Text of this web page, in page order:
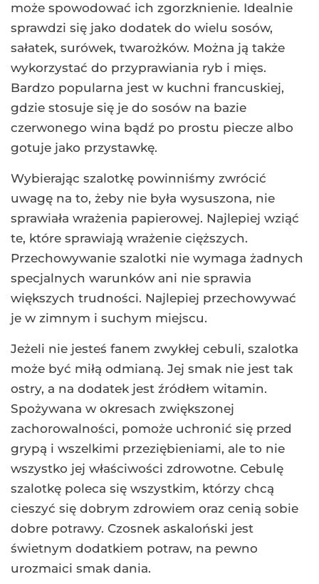
może spowodować ich zgorzknienie. Idealnie
sprawdzi się jako dodatek do wielu sosów,
sałatek, surówek, twarożków. Można ją także
wykorzystać do przyprawiania ryb i mięs.
Bardzo popularna jest w kuchni francuskiej,
gdzie stosuje się je do sosów na bazie
czerwonego wina bądź po prostu piecze albo
gotuje jako przystawkę.
Wybierając szalotkę powinniśmy zwrócić
uwagę na to, żeby nie była wysuszona, nie
sprawiała wrażenia papierowej. Najlepiej wziąć
te, które sprawiają wrażenie cięższych.
Przechowywanie szalotki nie wymaga żadnych
specjalnych warunków ani nie sprawia
większych trudności. Najlepiej przechowywać
je w zimnym i suchym miejscu.
Jeżeli nie jesteś fanem zwykłej cebuli, szalotka
może być miłą odmianą. Jej smak nie jest tak
ostry, a na dodatek jest źródłem witamin.
Spożywana w okresach zwiększonej
zachorowalności, pomoże uchronić się przed
grypą i wszelkimi przeziębieniami, ale to nie
wszystko jej właściwości zdrowotne. Cebulę
szalotkę poleca się wszystkim, którzy chcą
cieszyć się dobrym zdrowiem oraz cenią sobie
dobre potrawy. Czosnek askaloński jest
świetnym dodatkiem potraw, na pewno
urozmaici smak dania.